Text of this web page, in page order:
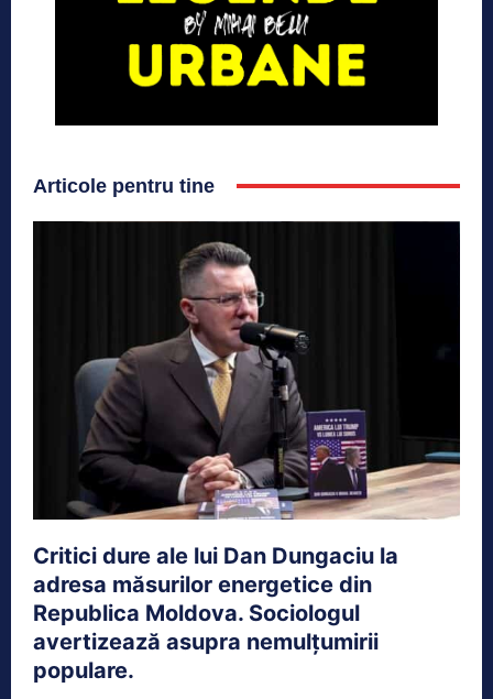
Articole pentru tine
Critici dure ale lui Dan Dungaciu la
adresa măsurilor energetice din
Republica Moldova. Sociologul
avertizează asupra nemulțumirii
populare.